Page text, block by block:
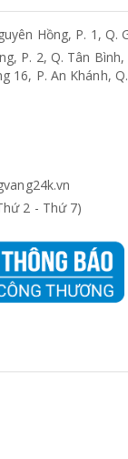
Hồng, P. 1, Q.
P. 2, Q. Tân Bình,
16, P. An Khánh,
2 - Thứ 7)